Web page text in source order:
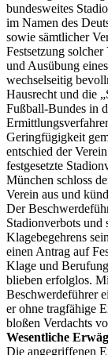
bundesweites
im Namen des
sowie sämtlicher
Festsetzung
und Ausübung
wechselseitig
Hausrecht und die
Fußball-Bundes in
Geringfügigkeit
entschied der
festgesetzte
München schloss
Verein aus und
Der
Stadionverbots und
Klagebegehrens
einen Antrag auf
Klage und
blieben erfolglos.
Beschwerdeführer
er ohne tragfähige
bloßen Verdachts
Wesentliche
Die angegriffenen